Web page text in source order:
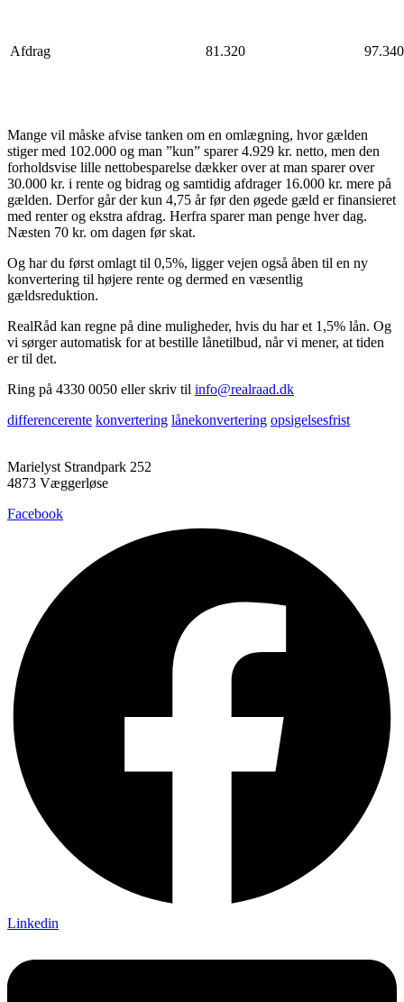
Afdrag 81.320 97.340
Mange vil måske afvise tanken om en omlægning, hvor gælden
stiger med 102.000 og man ”kun” sparer 4.929 kr. netto, men den
forholdsvise lille nettobesparelse dækker over at man sparer over
30.000 kr. i rente og bidrag og samtidig afdrager 16.000 kr. mere på
gælden. Derfor går der kun 4,75 år før den øgede gæld er finansieret
med renter og ekstra afdrag. Herfra sparer man penge hver dag.
Næsten 70 kr. om dagen før skat.
Og har du først omlagt til 0,5%, ligger vejen også åben til en ny
konvertering til højere rente og dermed en væsentlig
gældsreduktion.
RealRåd kan regne på dine muligheder, hvis du har et 1,5% lån. Og
vi sørger automatisk for at bestille lånetilbud, når vi mener, at tiden
er til det.
Ring på 4330 0050 eller skriv til info@realraad.dk
differencerente konvertering lånekonvertering opsigelsesfrist
Marielyst Strandpark 252
4873 Væggerløse
Facebook
Linkedin